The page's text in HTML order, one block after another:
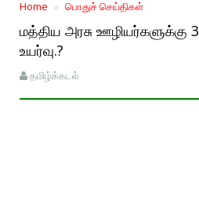
Home பொதுச் செய்திகள்
மத்திய அரசு ஊழியர்களுக்கு
உயர்வு.?
தமிழ்க்கடல்